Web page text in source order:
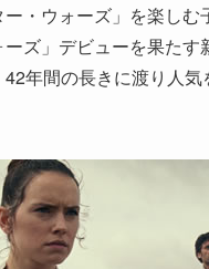
・ウォーズ」を楽し
ズ」デビューを果た
年間の長きに渡り人